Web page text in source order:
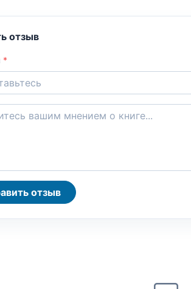
отзыв
*
Отправить отзыв